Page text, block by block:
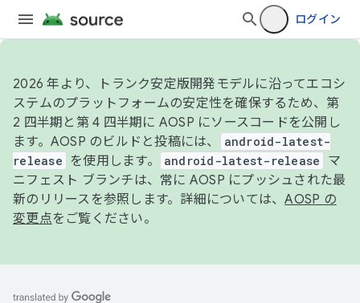
ログイン
2026 年より、トランク安定版開発モデルに沿ってエコシ
ステムのプラットフォームの安定性を確保するため、第
2 四半期と第 4 四半期に AOSP にソースコードを公開し
ます。AOSP のビルドと投稿には、
android-latest-
release
を使用します。 android-latest-release
マ
ニフェスト ブランチは、常に AOSP にプッシュされた最
新のリリースを参照します。詳細については、AOSP の
変更点をご覧ください。